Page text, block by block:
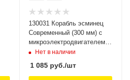
130031 Корабль эсминец
Современный (300 мм) с
микроэлектродвигателем
Моделист
Нет в наличии
1 085руб./шт